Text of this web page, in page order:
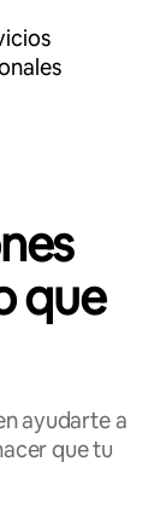
que
ayudarte a
que tu